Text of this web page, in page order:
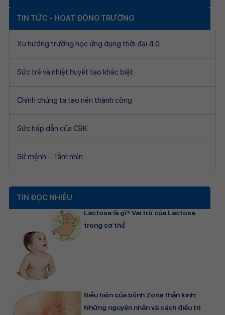
TIN TỨC - HOẠT ĐỘNG TRƯỜNG
Xu hướng trường học ứng dụng thời đại 4.0
Sức trẻ và nhiệt huyết tạo khác biệt
Chính chúng ta tạo nên thành công
Sức hấp dẫn của CBK
Sứ mệnh – Tầm nhìn
TIN ĐỌC NHIỀU
Lactose là gì? Vai trò của Lactose
trong cơ thể
Biểu hiện của bệnh Zona thần kinh:
Những nguyên nhân và cách điều trị